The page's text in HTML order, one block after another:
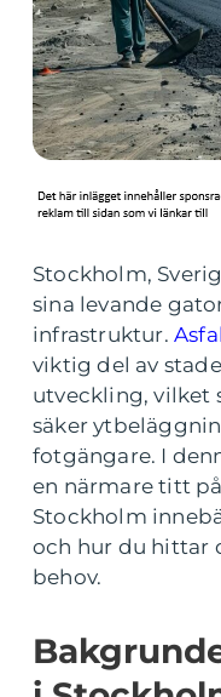
Stockholm,
sina levande
infrastruktur.
viktig del av
utveckling, vilket
säker
fotgängare. I
en närmare titt
Stockholm
och hur du hittar
behov.